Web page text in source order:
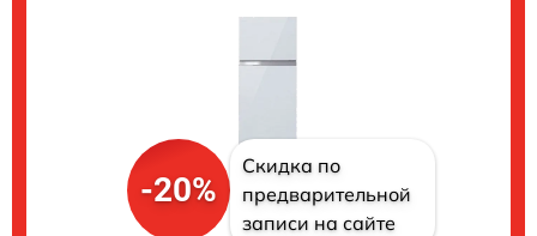
-20%
Скидка по
предварительной
записи на сайте